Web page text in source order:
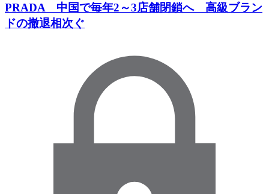
PRADA 中国で毎年2～3店舗閉鎖へ 高級ブラン
ドの撤退相次ぐ